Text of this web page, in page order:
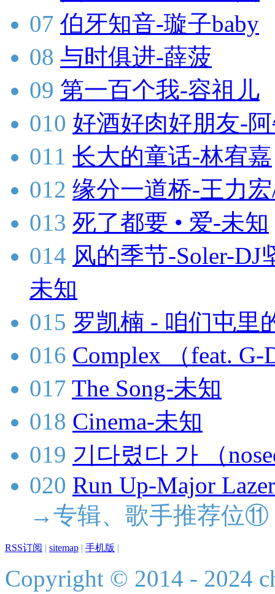
07 伯牙知音-璇子baby
08 与时俱进-薛菠
09 第一百个我-容祖儿
010 好酒好肉好朋友-
011 长大的童话-林宥嘉
012 缘分一道桥-王力
013 死了都要 • 爱-未知
014 风的季节-Soler-
未知
015 罗凯楠 - 咱们屯里
016 Complex （feat.
017 The Song-未知
018 Cinema-未知
019 기다렸다 가 （
020 Run Up-Major
→专辑、歌手推荐位⑪
RSS订阅 | sitemap | 手机版 |
Copyright © 2014 - 2024